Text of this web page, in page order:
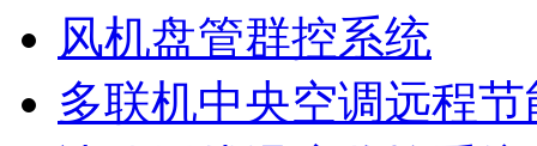
风机盘管群控系统
多联机中央空调远程